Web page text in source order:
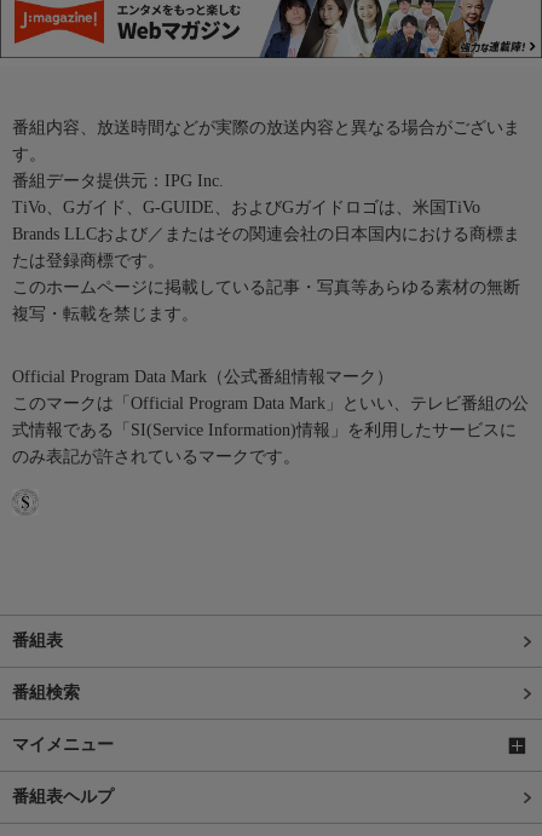
番組内容、放送時間などが実際の放送内容と異なる場合がございま
す。
番組データ提供元：IPG Inc.
TiVo、Gガイド、G-GUIDE、およびGガイドロゴは、米国TiVo
Brands LLCおよび／またはその関連会社の日本国内における商標ま
たは登録商標です。
このホームページに掲載している記事・写真等あらゆる素材の無断
複写・転載を禁じます。
Official Program Data Mark（公式番組情報マーク）
このマークは「Official Program Data Mark」といい、テレビ番組の公
式情報である「SI(Service Information)情報」を利用したサービスに
のみ表記が許されているマークです。
番組表
番組検索
マイメニュー
番組表ヘルプ